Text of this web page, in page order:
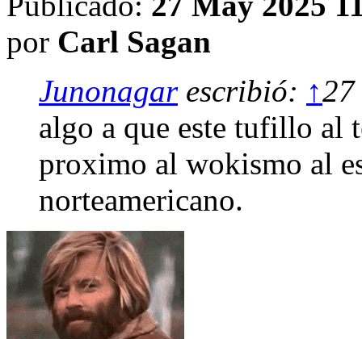
por Carl Sagan
Junonagarescribió: ↑
algo a que este tufillo al
proximo al wokismo al
norteamericano.